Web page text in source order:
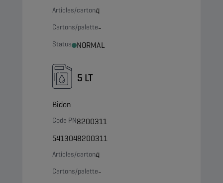
Articles/carton4
Cartons/palette-
Status NORMAL
5 LT
Bidon
Code PN8200311
5413048200311
Articles/carton4
Cartons/palette-